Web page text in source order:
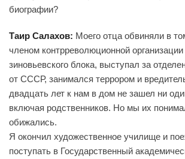
биографии?
Таир Салахов: Моего отца обвиняли в
членом контрреволюционной организации
зиновьевского блока, выступал за
от СССР, занимался террором и
двадцать лет к нам в дом не зашел ни
включая родственников. Но мы их
обижались.
Я окончил художественное училище и
поступать в Государственный